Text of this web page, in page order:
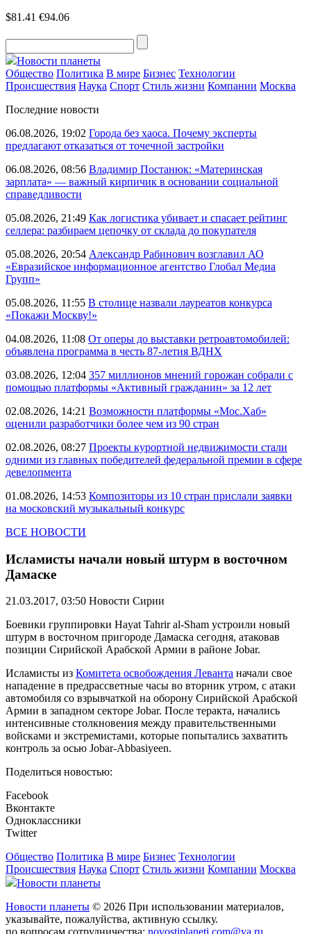
$81.41 €94.06
Новости планеты
Общество Политика В мире Бизнес Технологии
Происшествия Наука Спорт Стиль жизни Компании Москва
Последние новости
06.08.2026, 19:02 Города без хаоса. Почему эксперты
предлагают отказаться от точечной застройки
06.08.2026, 08:56 Владимир Постанюк: «Материнская
зарплата» — важный кирпичик в основании социальной
справедливости
05.08.2026, 21:49 Как логистика убивает и спасает рейтинг
селлера: разбираем цепочку от склада до покупателя
05.08.2026, 20:54 Александр Рабинович возглавил АО
«Евразийское информационное агентство Глобал Медиа
Групп»
05.08.2026, 11:55 В столице назвали лауреатов конкурса
«Покажи Москву!»
04.08.2026, 11:08 От оперы до выставки ретроавтомобилей:
объявлена программа в честь 87-летия ВДНХ
03.08.2026, 12:04 357 миллионов мнений горожан собрали с
помощью платформы «Активный гражданин» за 12 лет
02.08.2026, 14:21 Возможности платформы «Мос.Хаб»
оценили разработчики более чем из 90 стран
02.08.2026, 08:27 Проекты курортной недвижимости стали
одними из главных победителей федеральной премии в сфере
девелопмента
01.08.2026, 14:53 Композиторы из 10 стран прислали заявки
на московский музыкальный конкурс
ВСЕ НОВОСТИ
Исламисты начали новый штурм в восточном
Дамаске
21.03.2017, 03:50 Новости Сирии
Боевики группировки Hayat Tahrir al-Sham устроили новый
штурм в восточном пригороде Дамаска сегодня, атаковав
позиции Сирийской Арабской Армии в районе Jobar.
Исламисты из Комитета освобождения Леванта начали свое
нападение в предрассветные часы во вторник утром, с атаки
автомобиля со взрывчаткой на оборону Сирийской Арабской
Армии в западном секторе Jobar. После теракта, начались
интенсивные столкновения между правительственными
войсками и экстремистами, которые попытались захватить
контроль за осью Jobar-Abbasiyeen.
Поделиться новостью:
Facebook
Вконтакте
Одноклассники
Twitter
Общество Политика В мире Бизнес Технологии
Происшествия Наука Спорт Стиль жизни Компании Москва
Новости планеты
Новости планеты © 2026 При использовании материалов,
указывайте, пожалуйства, активную ссылку.